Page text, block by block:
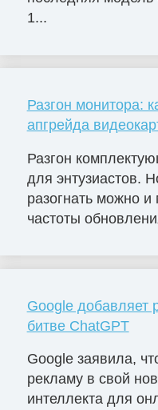
1...
Разгон монитора:
апгрейда
Разгон
для энтузиастов.
разогнать можно
частоты
Google добавляет
битве ChatGPT
Google заявила,
рекламу в свой
интеллекта для